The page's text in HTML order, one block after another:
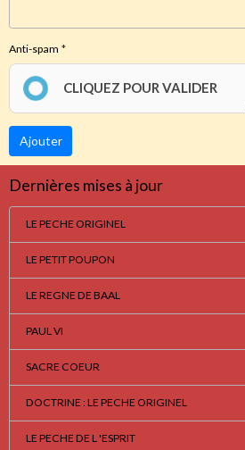
Anti-spam
CLIQUEZ POUR VALIDER
Ajouter
Dernières mises à jour
LE PECHE ORIGINEL
LE PETIT POUPON
LE REGNE DE BAAL
PAUL VI
SACRE COEUR
DOCTRINE : LE PECHE ORIGINEL
LE PECHE DE L 'ESPRIT